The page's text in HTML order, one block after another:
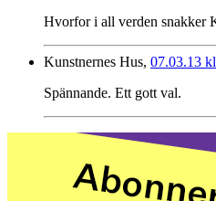
Hvorfor i all verden snakker
Kunstnernes Hus, 07.03.13
Spännande. Ett gott val.